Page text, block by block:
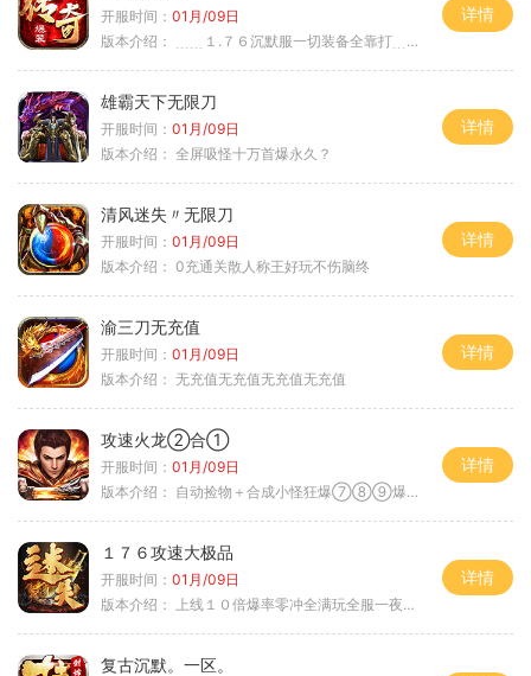
开服时间： 01月/09日
版本介绍：
﹍﹍１.７６沉默服一切装备全靠打﹍﹍
详情
雄霸天下无限刀
开服时间： 01月/09日
版本介绍： 全屏吸怪十万首爆永久？
详情
清风迷失〃无限刀
开服时间： 01月/09日
版本介绍： 0充通关散人称王好玩不伤脑终
详情
渝三刀无充值
开服时间： 01月/09日
版本介绍： 无充值无充值无充值无充值
详情
攻速火龙②合①
开服时间： 01月/09日
版本介绍： 自动捡物＋合成小怪狂爆⑦⑧⑨爆率+９
详情
１７６攻速大极品
开服时间： 01月/09日
版本介绍：
上线１０倍爆率零冲全满玩全服一夜终极
详情
复古沉默。一区。